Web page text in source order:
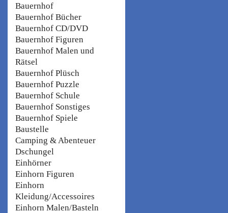
Bauernhof
Bauernhof Bücher
Bauernhof CD/DVD
Bauernhof Figuren
Bauernhof Malen und
Rätsel
Bauernhof Plüsch
Bauernhof Puzzle
Bauernhof Schule
Bauernhof Sonstiges
Bauernhof Spiele
Baustelle
Camping & Abenteuer
Dschungel
Einhörner
Einhorn Figuren
Einhorn
Kleidung/Accessoires
Einhorn Malen/Basteln